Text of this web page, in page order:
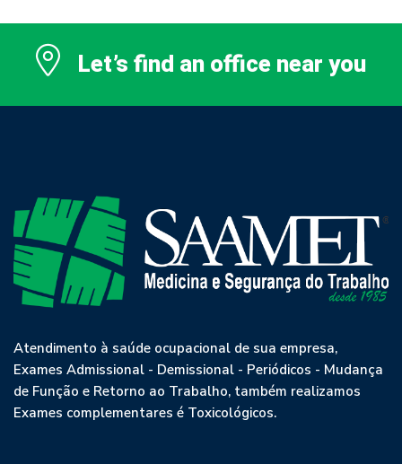
Let’s find an office near you
Atendimento à saúde ocupacional de sua empresa,
Exames Admissional - Demissional - Periódicos - Mudança
de Função e Retorno ao Trabalho, também realizamos
Exames complementares é Toxicológicos.